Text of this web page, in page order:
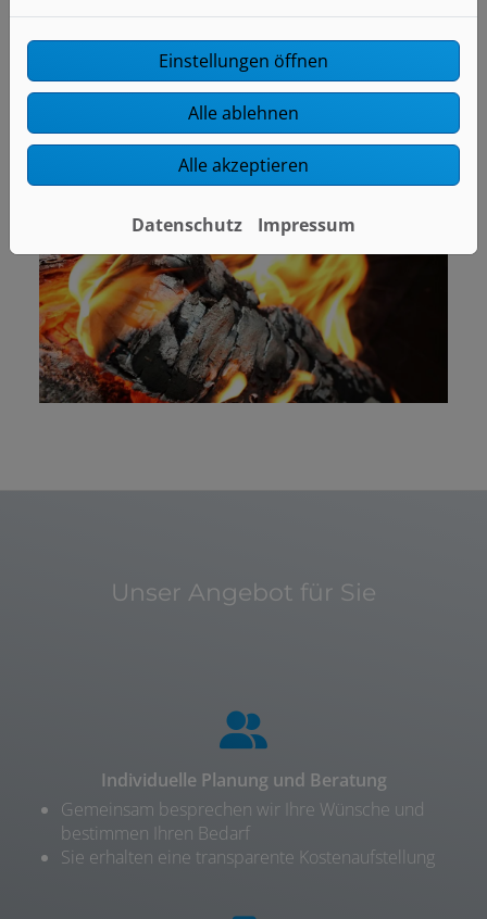
Unser Angebot für Sie
Individuelle Planung und Beratung
Gemeinsam besprechen wir Ihre Wünsche und
bestimmen Ihren Bedarf
Sie erhalten eine transparente Kostenaufstellung
Einstellungen öffnen
Alle ablehnen
Alle akzeptieren
Datenschutz Impressum